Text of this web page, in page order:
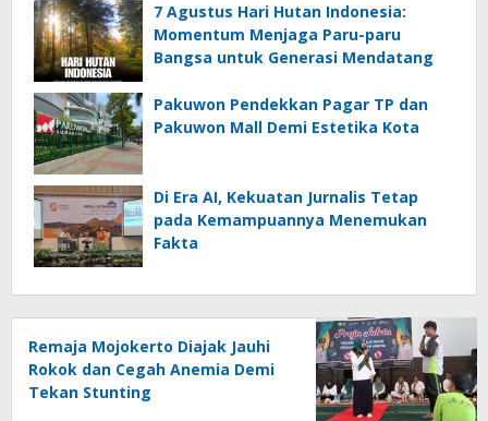
7 Agustus Hari Hutan Indonesia:
Momentum Menjaga Paru-paru
Bangsa untuk Generasi Mendatang
Pakuwon Pendekkan Pagar TP dan
Pakuwon Mall Demi Estetika Kota
Di Era AI, Kekuatan Jurnalis Tetap
pada Kemampuannya Menemukan
Fakta
Remaja Mojokerto Diajak Jauhi
Rokok dan Cegah Anemia Demi
Tekan Stunting